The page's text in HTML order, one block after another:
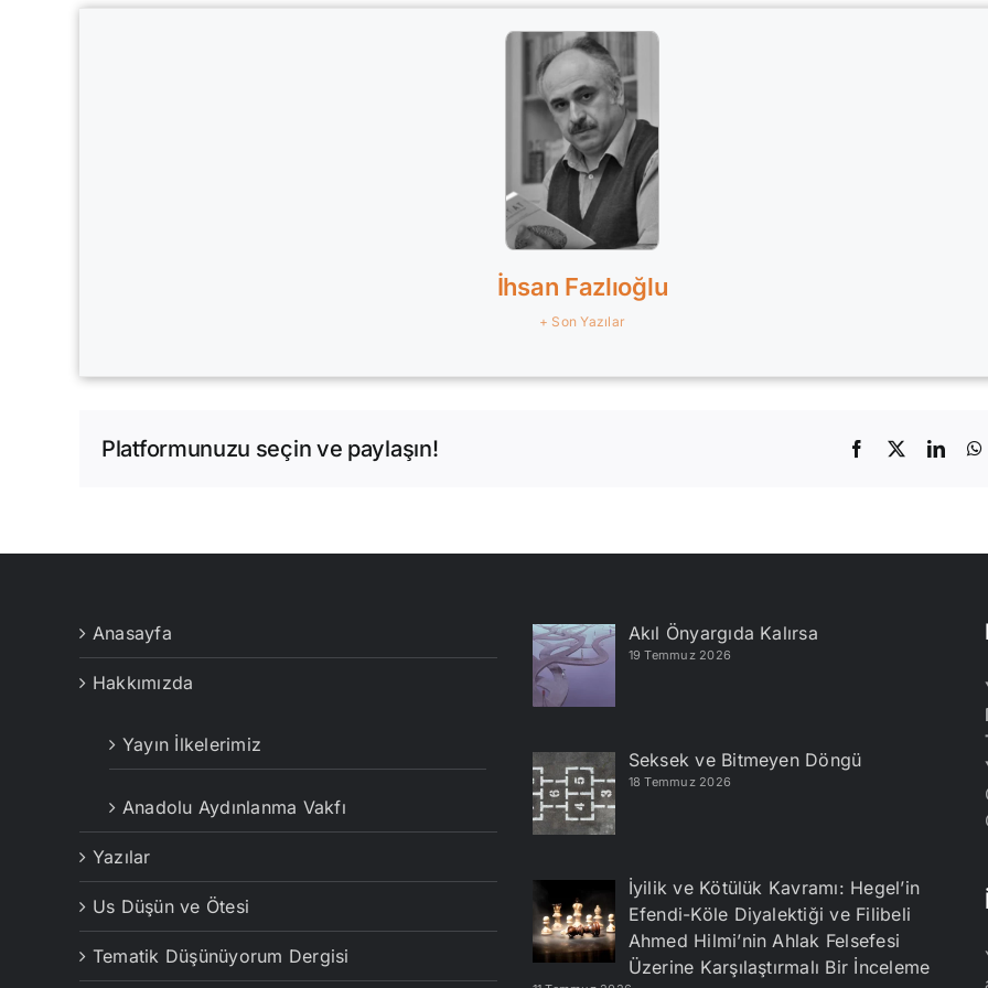
İhsan Fazlıoğlu
+ Son Yazılar
Platformunuzu seçin ve paylaşın! Facebook
Anasayfa
Hakkımızda
Yayın İlkelerimiz
Anadolu Aydınlanma Vakfı
Yazılar
Us Düşün ve Ötesi
Tematik Düşünüyorum Dergisi
Akıl Önyargıda Kalırsa
19 Temmuz 2026
Seksek ve Bitmeyen Döngü
18 Temmuz 2026
İyilik ve Kötülük Kavramı: Hegel’in
Efendi-Köle Diyalektiği ve Filibeli
Ahmed Hilmi’nin Ahlak Felsefesi
Üzerine Karşılaştırmalı Bir İnceleme